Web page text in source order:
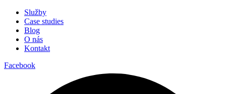
Služby
Case studies
Blog
O nás
Kontakt
Facebook